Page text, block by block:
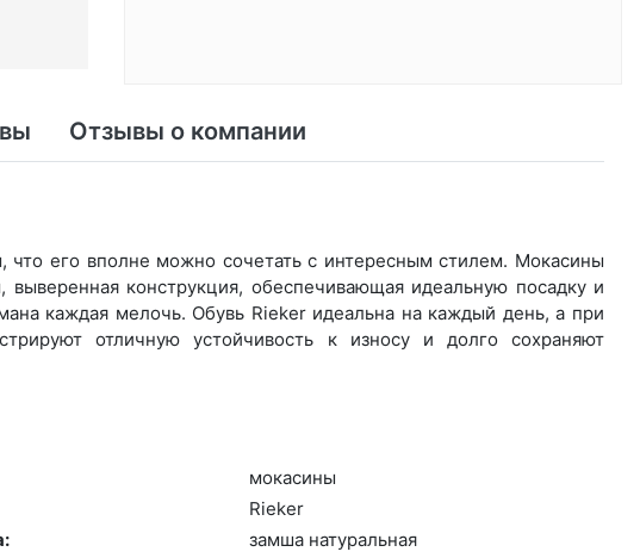
Отзывы о компании
его вполне можно сочетать с интересным стилем. Мокасины
конструкция, обеспечивающая идеальную посадку и
каждая мелочь. Обувь Rieker идеальна на каждый день, а при
отличную устойчивость к износу и долго сохраняют
мо­каси­ны
Ri­eker
зам­ша на­тураль­ная